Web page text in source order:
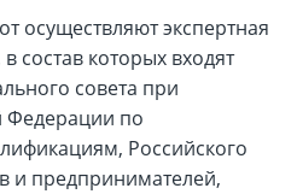
осуществляют экспертная
состав которых входят
совета при
Федерации по
Российского
предпринимателей,